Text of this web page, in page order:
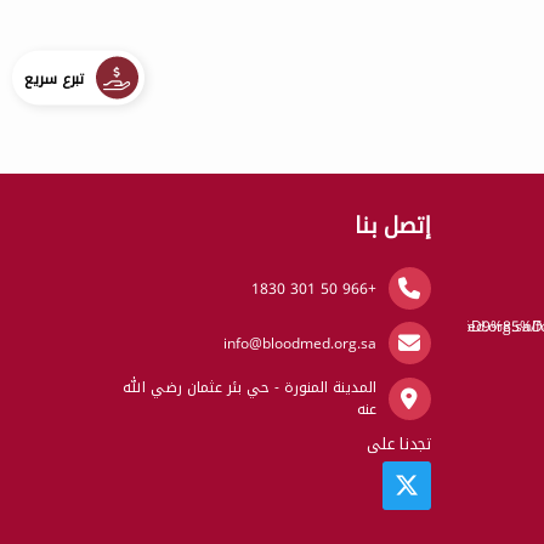
https://
إتصل بنا
+966 50 301 1830
info@bloodmed.org.sa
المدينة المنورة - حي بئر عثمان رضي الله
عنه
تجدنا على
تبرع سريع